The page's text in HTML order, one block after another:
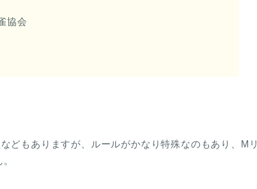
協会
どもありますが、ルールがかなり特殊なのもあり、Mリ